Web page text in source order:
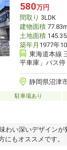
580万円
間取り 3LDK
建物面積
土地面積
築年月 1977年
東海道本線
平車庫」バス停
静岡県沼津
駐車場あり
わい深いデザインが
にもオススメです。